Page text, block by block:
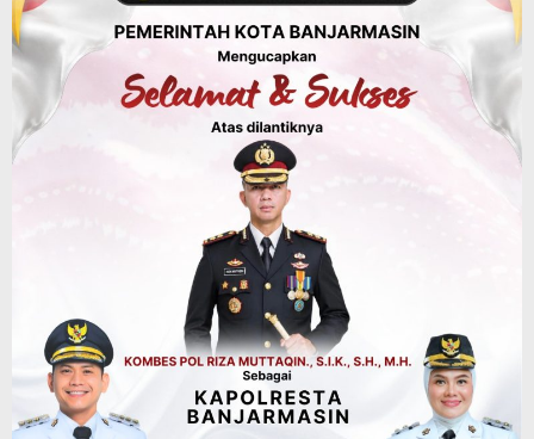
Agustus 9, 2026
Sosial & Keagamaan
45 Pramuka Banjarmasin Berangkat ke
Jamnas XII Cibubur, Termasuk Dua
Peserta Berkebutuhan Khusus
Green Action di Desa Sungairangas
Banjar, Ratusan Pohon Ditanam, Hampir
2 Ton Sampah Terkumpul dari
Penukaran dengan Sembako